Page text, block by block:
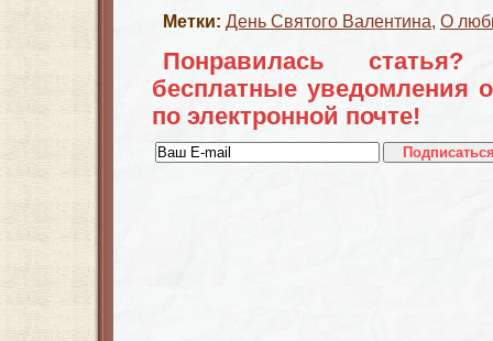
Метки: День Святого Валентина, О
Понравилась
бесплатные уведомления
по электронной почте!